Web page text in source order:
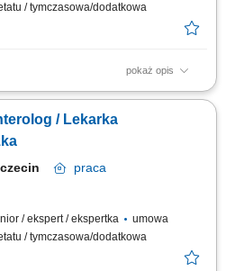
/ tymczasowa/dodatkowa
pokaż opis
pacjentami w zakresie
w organizacji i realizacji procedur;
/ Lekarka
praca
/ ekspert / ekspertka
umowa
/ tymczasowa/dodatkowa